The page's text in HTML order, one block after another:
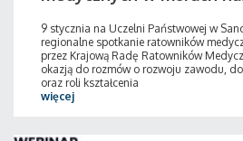
9 stycznia na Uczelni Państwowej w
regionalne spotkanie ratowników
przez Krajową Radę Ratowników
okazją do rozmów o rozwoju zawodu,
oraz roli kształcenia
więcej